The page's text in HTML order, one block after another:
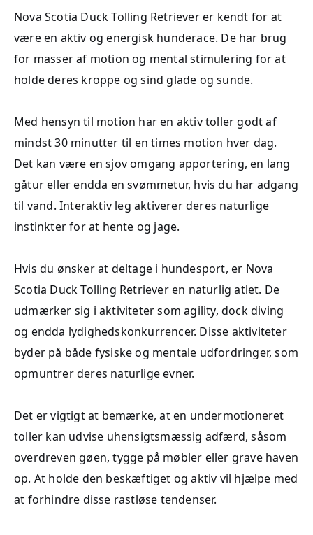
Nova Scotia Duck Tolling Retriever er kendt for at
være en aktiv og energisk hunderace. De har brug
for masser af motion og mental stimulering for at
holde deres kroppe og sind glade og sunde.
Med hensyn til motion har en aktiv toller godt af
mindst 30 minutter til en times motion hver dag.
Det kan være en sjov omgang apportering, en lang
gåtur eller endda en svømmetur, hvis du har adgang
til vand. Interaktiv leg aktiverer deres naturlige
instinkter for at hente og jage.
Hvis du ønsker at deltage i hundesport, er Nova
Scotia Duck Tolling Retriever en naturlig atlet. De
udmærker sig i aktiviteter som agility, dock diving
og endda lydighedskonkurrencer. Disse aktiviteter
byder på både fysiske og mentale udfordringer, som
opmuntrer deres naturlige evner.
Det er vigtigt at bemærke, at en undermotioneret
toller kan udvise uhensigtsmæssig adfærd, såsom
overdreven gøen, tygge på møbler eller grave haven
op. At holde den beskæftiget og aktiv vil hjælpe med
at forhindre disse rastløse tendenser.